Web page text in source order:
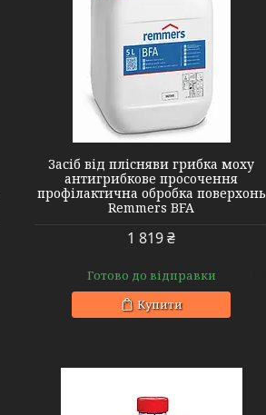
Засіб від плісняви грибка моху
антигрибкове просочення
профілактична обробка поверхонь
Remmers BFA
1 819 ₴
Готово до відправки
Купити